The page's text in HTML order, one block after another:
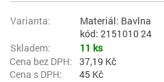
Materiál: Bavlna
kód: 2151010 24
11 ks
37,19 Kč
45 Kč